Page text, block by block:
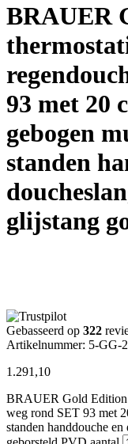
BRAUER
93 met 20
gebogen
standen
glijstang
Gebasseerd op 322
Artikelnummer: 5-GG-
1.291,10
BRAUER Gold Edition
weg rond SET 93 met
standen handdouche